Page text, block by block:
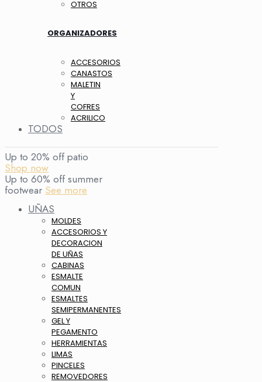
OTROS
ORGANIZADORES
ACCESORIOS
CANASTOS
MALETIN
Y
COFRES
ACRILICO
TODOS
Up to 20% off patio
Shop now
Up to 60% off summer
footwear See more
UÑAS
MOLDES
ACCESORIOS Y
DECORACION
DE UÑAS
CABINAS
ESMALTE
COMUN
ESMALTES
SEMIPERMANENTES
GEL Y
PEGAMENTO
HERRAMIENTAS
LIMAS
PINCELES
REMOVEDORES